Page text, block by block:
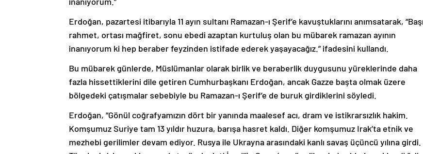
rahmet, ortası mağfiret, sonu ebedi azaptan kurtuluş olan bu mübarek ramazan ayının
inanıyorum ki hep beraber feyzinden istifade ederek yaşayacağız.” ifadesini kullandı.
fazla hissettiklerini dile getiren Cumhurbaşkanı Erdoğan, ancak Gazze başta olmak üzere
bölgedeki çatışmalar sebebiyle bu Ramazan-ı Şerif’e de buruk girdiklerini söyledi.
Komşumuz Suriye tam 13 yıldır huzura, barışa hasret kaldı. Diğer komşumuz Irak’ta etnik ve
mezhebi gerilimler devam ediyor. Rusya ile Ukrayna arasındaki kanlı savaş üçüncü yılına girdi.
Tüm bu krizlere ekim ayında terör devleti İsrail’in Gazze’ye yönelik vahşi saldırıları eklendi.” diye